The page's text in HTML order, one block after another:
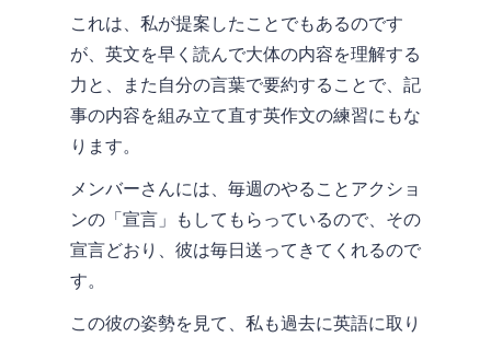
これは、私が提案したことでもあるのです
が、英文を早く読んで大体の内容を理解する
力と、また自分の言葉で要約することで、記
事の内容を組み立て直す英作文の練習にもな
ります。
メンバーさんには、毎週のやることアクショ
ンの「宣言」もしてもらっているので、その
宣言どおり、彼は毎日送ってきてくれるので
す。
この彼の姿勢を見て、私も過去に英語に取り